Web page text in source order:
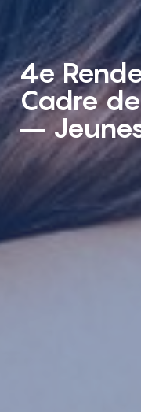
4e
Cadre
–